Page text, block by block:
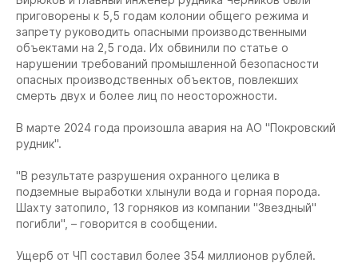
приговорены к 5,5 годам колонии общего режима и
запрету руководить опасными производственными
объектами на 2,5 года. Их обвинили по статье о
нарушении требований промышленной безопасности
опасных производственных объектов, повлекших
смерть двух и более лиц по неосторожности.
В марте 2024 года произошла авария на АО "Покровский
рудник".
"В результате разрушения охранного целика в
подземные выработки хлынули вода и горная порода.
Шахту затопило, 13 горняков из компании "Звездный"
погибли", – говорится в сообщении.
Ущерб от ЧП составил более 354 миллионов рублей.